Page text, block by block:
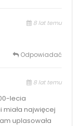
8 lat temu
Odpowiadać
8 lat temu
lecia
miała najwięcej
uplasowała